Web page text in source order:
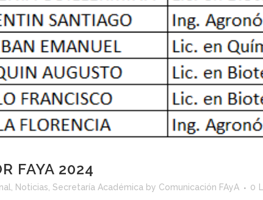
FAYA 2024
Noticias Secretaría Académica by Comunicación FAyA 0